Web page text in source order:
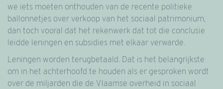
we iets moeten onthouden van de recente politieke
ballonnetjes over verkoop van het sociaal patrimonium,
dan toch vooral dat het rekenwerk dat tot die conclusie
leidde leningen en subsidies met elkaar verwarde.
Leningen worden terugbetaald. Dat is het belangrijkste
om in het achterhoofd te houden als er gesproken wordt
over de miljarden die de Vlaamse overheid in sociaal